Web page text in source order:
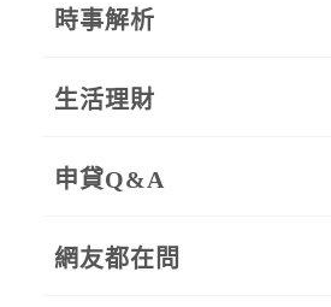
時事解析
生活理財
申貸Q&A
網友都在問